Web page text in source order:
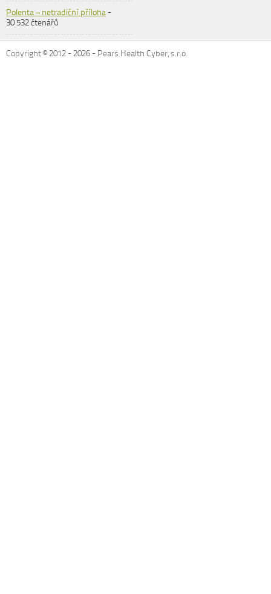
Polenta – netradiční příloha-
30 532 čtenářů
Copyright © 2012 -2026 - Pears Health Cyber, s.r.o.